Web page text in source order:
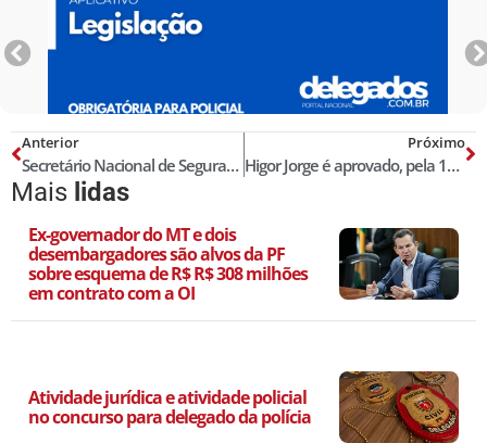
Anterior
Secretário Nacional de Segurança Pública destaca importância do Plano de Combate ao Crime Organizado
Próximo
Higor Jorge é aprovado, pela 10ª vez, na Lista dos Melhores Delegados de Polícia do Brasil! Censo 2026
Mais lidas
Ex-governador do MT e dois
desembargadores são alvos da PF
sobre esquema de R$ R$ 308 milhões
em contrato com a OI
Atividade jurídica e atividade policial
no concurso para delegado da polícia